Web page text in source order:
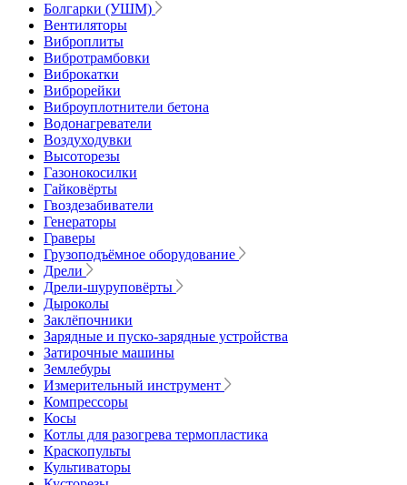
Болгарки (УШМ)
Вентиляторы
Виброплиты
Вибротрамбовки
Виброкатки
Виброрейки
Виброуплотнители бетона
Водонагреватели
Воздуходувки
Высоторезы
Газонокосилки
Гайковёрты
Гвоздезабиватели
Генераторы
Граверы
Грузоподъёмное оборудование
Дрели
Дрели-шуруповёрты
Дыроколы
Заклёпочники
Зарядные и пуско-зарядные устройства
Затирочные машины
Землебуры
Измерительный инструмент
Компрессоры
Косы
Котлы для разогрева термопластика
Краскопульты
Культиваторы